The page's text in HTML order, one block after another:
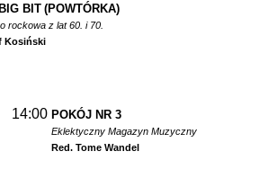
BIT (POWTÓRKA)
rockowa z lat 60. i 70.
Kosiński
14:00 POKÓJ NR 3
Eklektyczny Magazyn Muzyczny
Red. Tome Wandel